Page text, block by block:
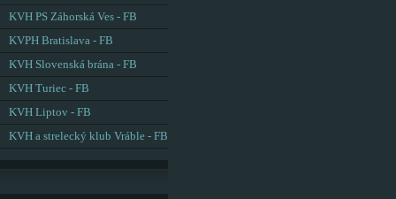
KVH PS Záhorská Ves - FB
KVPH Bratislava - FB
KVH Slovenská brána - FB
KVH Turiec - FB
KVH Liptov - FB
KVH a strelecký klub Vráble - FB